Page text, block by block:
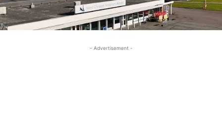
- Advertisement -